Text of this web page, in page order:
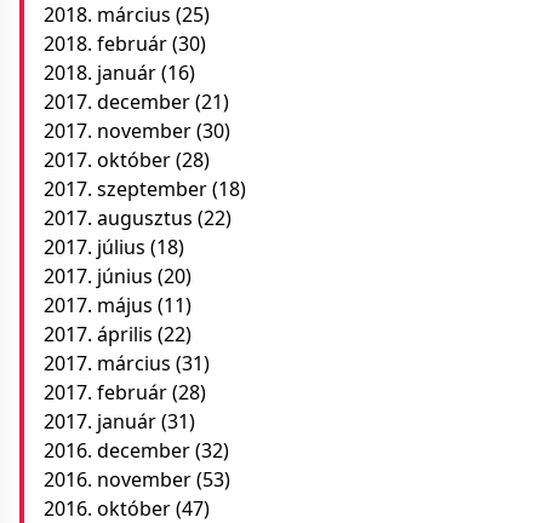
2018. március (25)
2018. február(30)
2018. január(16)
2017. december(21)
2017. november(30)
2017. október(28)
2017. szeptember(18)
2017. augusztus (22)
2017. július (18)
2017. június (20)
2017. május (11)
2017. április (22)
2017. március (31)
2017. február(28)
2017. január(31)
2016. december(32)
2016. november(53)
2016. október(47)